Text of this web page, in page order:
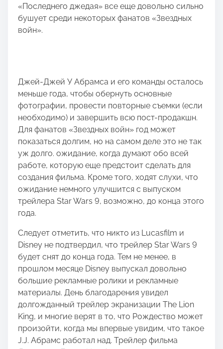
«Последнего джедая» все еще довольно сильно
бушует среди некоторых фанатов «Звездных
войн».
Джей-Джей У Абрамса и его команды осталось
меньше года, чтобы обернуть основные
фотографии, провести повторные съемки (если
необходимо) и завершить всю пост-продакшн.
Для фанатов «Звездных войн» год может
показаться долгим, но на самом деле это не так
уж долго. ожидание, когда думают обо всей
работе, которую еще предстоит сделать для
создания фильма. Кроме того, ходят слухи, что
ожидание немного улучшится с выпуском
трейлера Star Wars 9, возможно, до конца этого
года.
Следует отметить, что никто из Lucasfilm и
Disney не подтвердил, что трейлер Star Wars 9
будет снят до конца года. Тем не менее, в
прошлом месяце Disney выпускал довольно
большие рекламные ролики и рекламные
материалы. День благодарения увидел
долгожданный трейлер экранизации The Lion
King, и многие верят в то, что Рождество может
произойти, когда мы впервые увидим, что такое
J.J. Абрамс работал над. Трейлер фильма